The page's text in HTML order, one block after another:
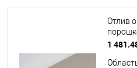
Отлив
ширина
1